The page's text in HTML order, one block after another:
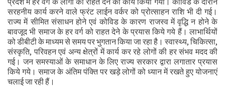
सरहनीय कार्य करने वाले फ्रंट लाईन वर्कर को प्रोत्साहन राशि भी दी गई।
राज्य में सीमित संसाधन होने एवं कोविड के कारण राजस्व में वृद्धि न होने के
बावजूद भी समाज के हर वर्ग को राहत देने के प्रयास किये गये हैं। लाभार्थियों
को डीबीटी के माध्यम से समय पर भुगतान किया जा रहा है। स्वास्थ्य, चिकित्सा,
संस्कृति, परिवहन एवं अन्य क्षेत्रों में कार्य कर रहे लोगों की हर संभव मदद की
गई। जन समस्याओं के समाधान के लिए राज्य सरकार द्वारा लगातार प्रयास
किये गये। समाज के अंतिम पंक्ति पर खड़े लोगों को ध्यान में रखते हुए योजनाएं
चलाई जा रही हैं।